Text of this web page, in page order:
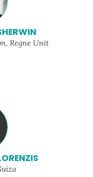
Regne Unit